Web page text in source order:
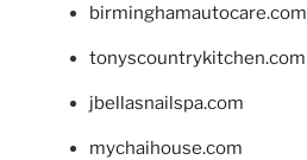
birminghamautocare.com
tonyscountrykitchen.com
jbellasnailspa.com
mychaihouse.com